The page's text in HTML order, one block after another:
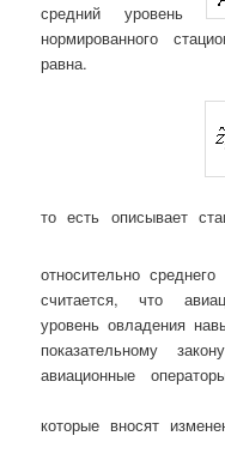
средний уровень
нормированного
равна.
то есть описывает
относительно
считается, что
уровень овладения
показательному
авиационные
которые вносят